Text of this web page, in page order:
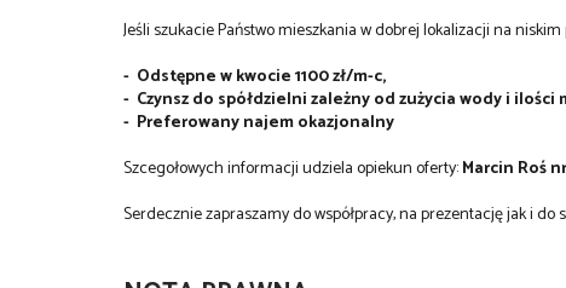
Jeśli szukacie Państwo mieszkania w dobrej lokalizacji na
- Odstępne w kwocie 1100 zł/m-c,
- Czynsz do spółdzielni zależny od zużycia wody i ilości
- Preferowany najem okazjonalny
Szcegołowych informacji udziela opiekun oferty:Marcin Roś
Serdecznie zapraszamy do współpracy, na prezentację jak i do